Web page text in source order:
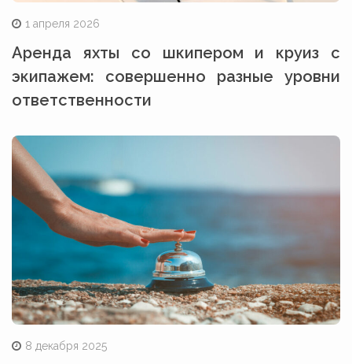
1 апреля 2026
Аренда яхты со шкипером и круиз с
экипажем: совершенно разные уровни
ответственности
8 декабря 2025